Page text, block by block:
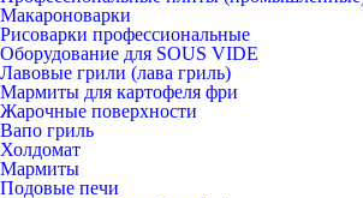
Макароноварки
Рисоварки профессиональные
Оборудование для SOUS VIDE
Лавовые грили (лава гриль)
Мармиты для картофеля фри
Жарочные поверхности
Вапо гриль
Холдомат
Мармиты
Подовые печи